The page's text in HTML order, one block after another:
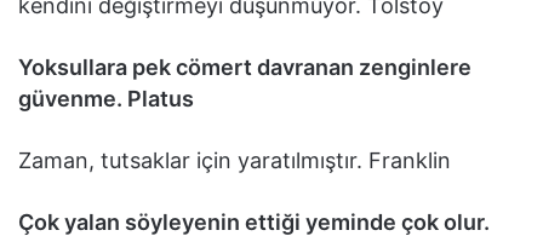
kendini değiştirmeyi düşünmüyor. Tolstoy
Yoksullara pek cömert davranan zenginlere
güvenme. Platus
Zaman, tutsaklar için yaratılmıştır. Franklin
Çok yalan söyleyenin ettiği yeminde çok olur.